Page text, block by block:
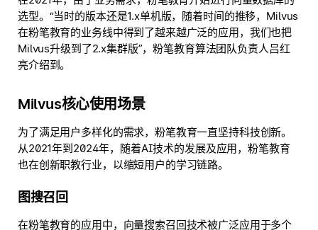
选型。“当时的版本还是1.x单机版，随着时间的推移，Milvus
在粉笔教育的业务线中得到了越来越广泛的应用，我们也把
Milvus升级到了2.x集群版”，粉笔教育算法团队负责人吕红
亮介绍到。
Milvus核心使用场景
为了满足用户多样化的需求，粉笔教育一直坚持科技创新。
从2021年到2024年，随着AI技术的发展及应用，粉笔教育
也在创新职教行业，以缩短用户的学习链路。
图搜召回
在粉笔教育的应用中，向量搜索召回技术被广泛应用于多个